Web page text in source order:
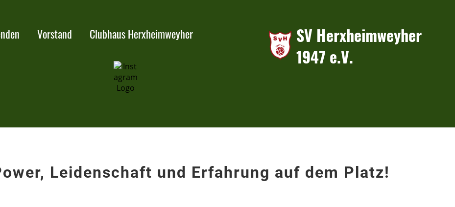
Vorstand
Clubhaus Herxheimweyher
SV Herxheimweyher
1947 e.V.
Leidenschaft und Erfahrung auf dem Platz!